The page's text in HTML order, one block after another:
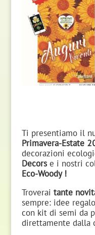
Ti presentiamo il
Primavera-Estate
decorazioni
Decors e i nostri
Eco-Woody !
Troverai tante
sempre: idee
con kit di semi da
direttamente dalla